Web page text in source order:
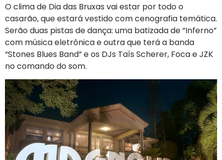
O clima de Dia das Bruxas vai estar por todo o
casarão, que estará vestido com cenografia temática.
Serão duas pistas de dança: uma batizada de “Inferno”
com música eletrônica e outra que terá a banda
“Stones Blues Band” e os DJs Taís Scherer, Foca e JZK
no comando do som.